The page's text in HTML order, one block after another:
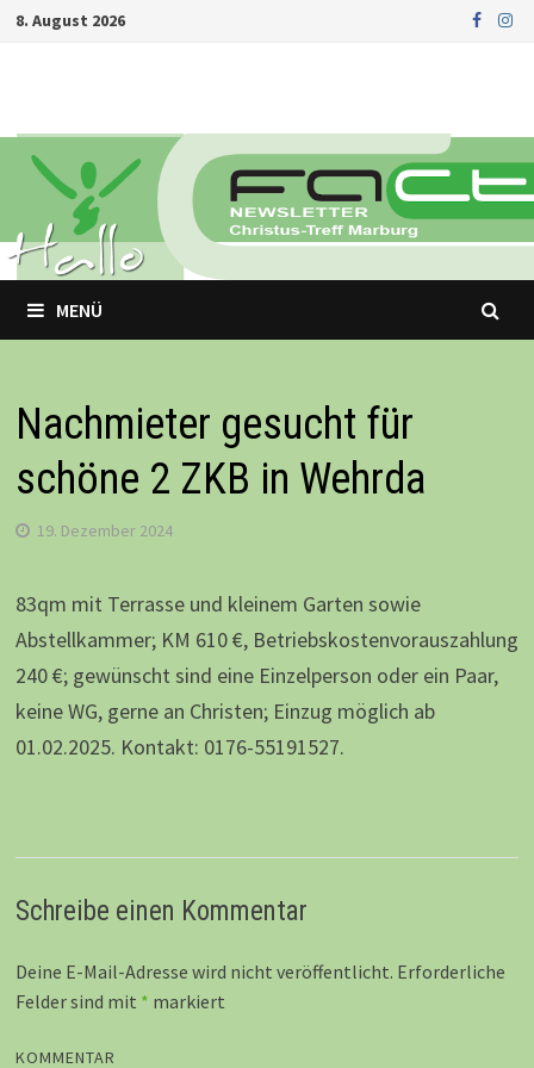
Zurück
8. August 2026
MENÜ
Nachmieter gesucht für
schöne 2 ZKB in Wehrda
19. Dezember 2024
83qm mit Terrasse und kleinem Garten sowie
Abstellkammer; KM 610 €, Betriebskostenvorauszahlung
240 €; gewünscht sind eine Einzelperson oder ein Paar,
keine WG, gerne an Christen; Einzug möglich ab
01.02.2025. Kontakt: 0176-55191527.
Schreibe einen Kommentar
Deine E-Mail-Adresse wird nicht veröffentlicht. Erforderliche
Felder sind mit * markiert
KOMMENTAR